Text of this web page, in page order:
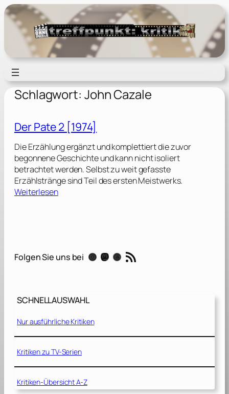
Zum
Inhalt
springen
Schlagwort: John Cazale
Der Pate 2 [1974]
Die Erzählung ergänzt und komplettiert die zuvor
begonnene Geschichte und kann nicht isoliert
betrachtet werden. Selbst zu weit gefasste
Erzählstränge sind Teil des ersten Meistwerks.
Weiterlesen:
t
[
9
7
4
Folgen Sie uns bei Instagram Mastodon Threads RSS-Feed
SCHNELLAUSWAHL
Nur ausführliche Kritiken
Kritiken zu TV-Serien
Kritiken-Übersicht A-Z